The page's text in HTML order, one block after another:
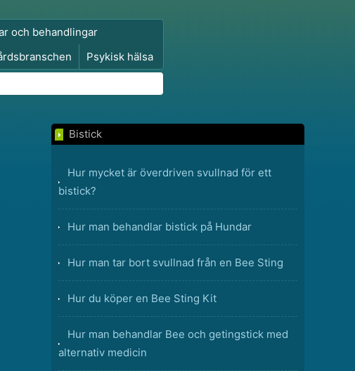
och behandlingar
Psykisk hälsa
Bistick
Hur mycket är överdriven svullnad för ett
bistick?
Hur man behandlar bistick på Hundar
Hur man tar bort svullnad från en Bee Sting
Hur du köper en Bee Sting Kit
Hur man behandlar Bee och getingstick med
alternativ medicin